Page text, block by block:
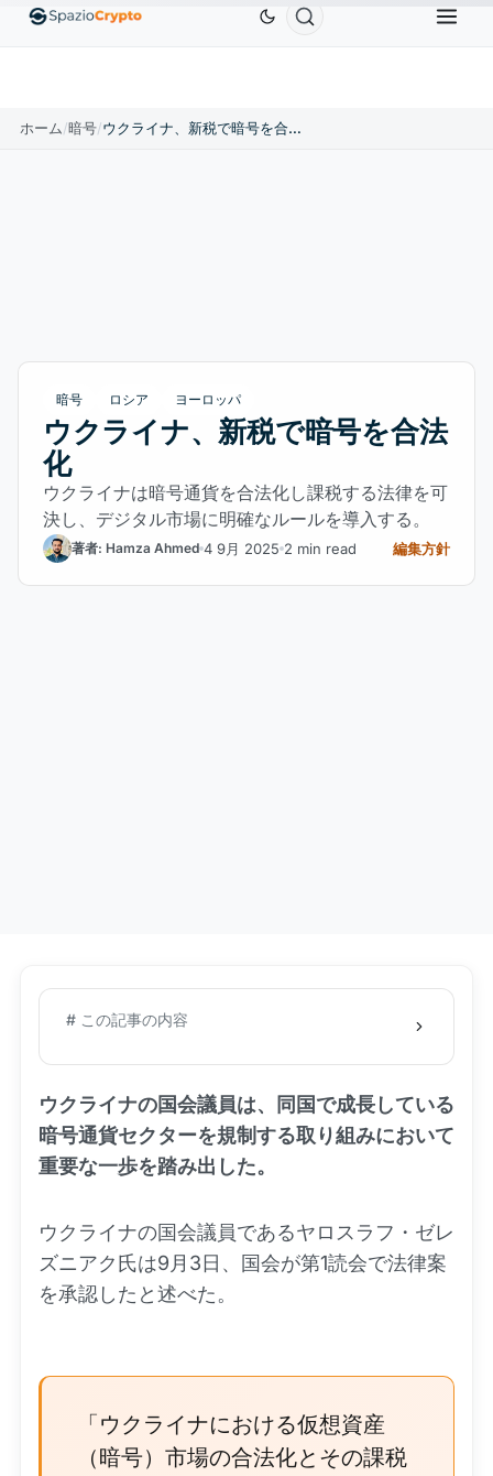
EthereumETH$1,880.58 Tether USDT BNB
ホーム/暗号/ ウクライナ、新税で暗号を合法化
暗号 ロシア ヨーロッパ
ウクライナ、新税で暗号を合法
化
ウクライナは暗号通貨を合法化し課税する法律を可
決し、デジタル市場に明確なルールを導入する。
著者: Hamza Ahmed 4 9月 2025 2 min read 編集方針
# この記事の内容
ウクライナの国会議員は、同国で成長している
暗号通貨セクターを規制する取り組みにおいて
重要な一歩を踏み出した。
ウクライナの国会議員であるヤロスラフ・ゼレ
ズニアク氏は9月3日、国会が第1読会で法律案
を承認したと述べた。
「ウクライナにおける仮想資産
（暗号）市場の合法化とその課税